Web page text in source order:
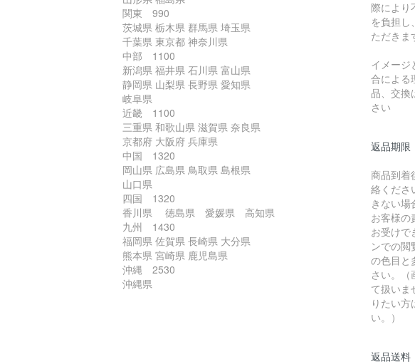
関東 990
茨城県 栃木県 群馬県 埼玉県
千葉県 東京都 神奈川県
中部 1100
新潟県 福井県 石川県 富山県
静岡県 山梨県 長野県 愛知県
岐阜県
近畿 1100
三重県 和歌山県 滋賀県 奈良県
京都府 大阪府 兵庫県
中国 1320
岡山県 広島県 鳥取県 島根県
山口県
四国 1320
香川県 徳島県 愛媛県 高知県
九州 1430
福岡県 佐賀県 長崎県 大分県
熊本県 宮崎県 鹿児島県
沖縄 2530
沖縄県
際により
を負担し
ただきま
イメージ
合による
品、交換
さい
返品期限
商品到着
絡くださ
きない場
お客様の
お受けで
ンでの閲
の色目と
さい。（
て扱いま
りたい
い。）
返品送料